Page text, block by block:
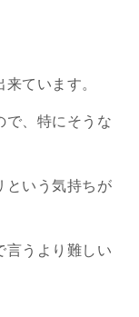
ています。
で、特にそうな
という気持ちが
言うより難しい